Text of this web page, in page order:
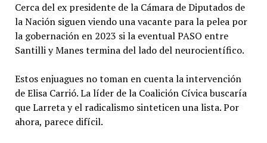
Cerca del ex presidente de la Cámara de Diputados de
la Nación siguen viendo una vacante para la pelea por
la gobernación en 2023 si la eventual PASO entre
Santilli y Manes termina del lado del neurocientífico.
Estos enjuagues no toman en cuenta la intervención
de Elisa Carrió. La líder de la Coalición Cívica buscaría
que Larreta y el radicalismo sinteticen una lista. Por
ahora, parece difícil.